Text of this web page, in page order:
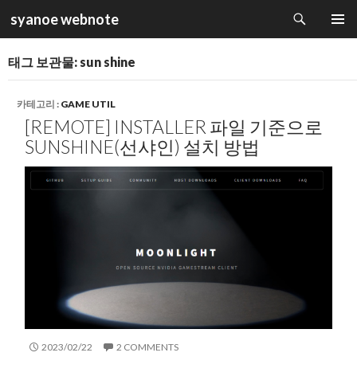
syanoe webnote
색
츠
로
건
태그 보관물: sun shine
카테고리 : GAME UTIL
[REMOTE] INSTALLER 파일 기준으로
SUNSHINE(선샤인) 설치 방법
2023/02/22 2 COMMENTS